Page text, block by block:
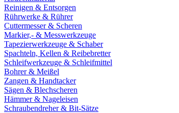
Reinigen & Entsorgen
Rührwerke & Rührer
Cuttermesser & Scheren
Markier,- & Messwerkzeuge
Tapezierwerkzeuge & Schaber
Spachteln, Kellen & Reibebretter
Schleifwerkzeuge & Schleifmittel
Bohrer & Meißel
Zangen & Handtacker
Sägen & Blechscheren
Hämmer & Nageleisen
Schraubendreher & Bit-Sätze